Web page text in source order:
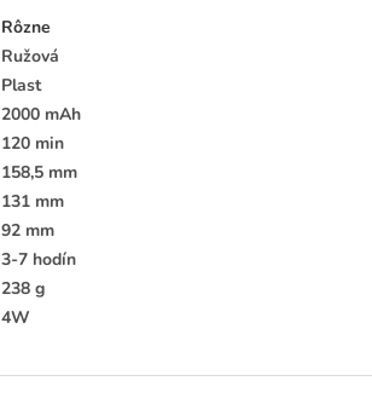
Rôzne
Ružová
Plast
2000 mAh
120 min
158,5 mm
131 mm
92 mm
3-7 hodín
238 g
4W